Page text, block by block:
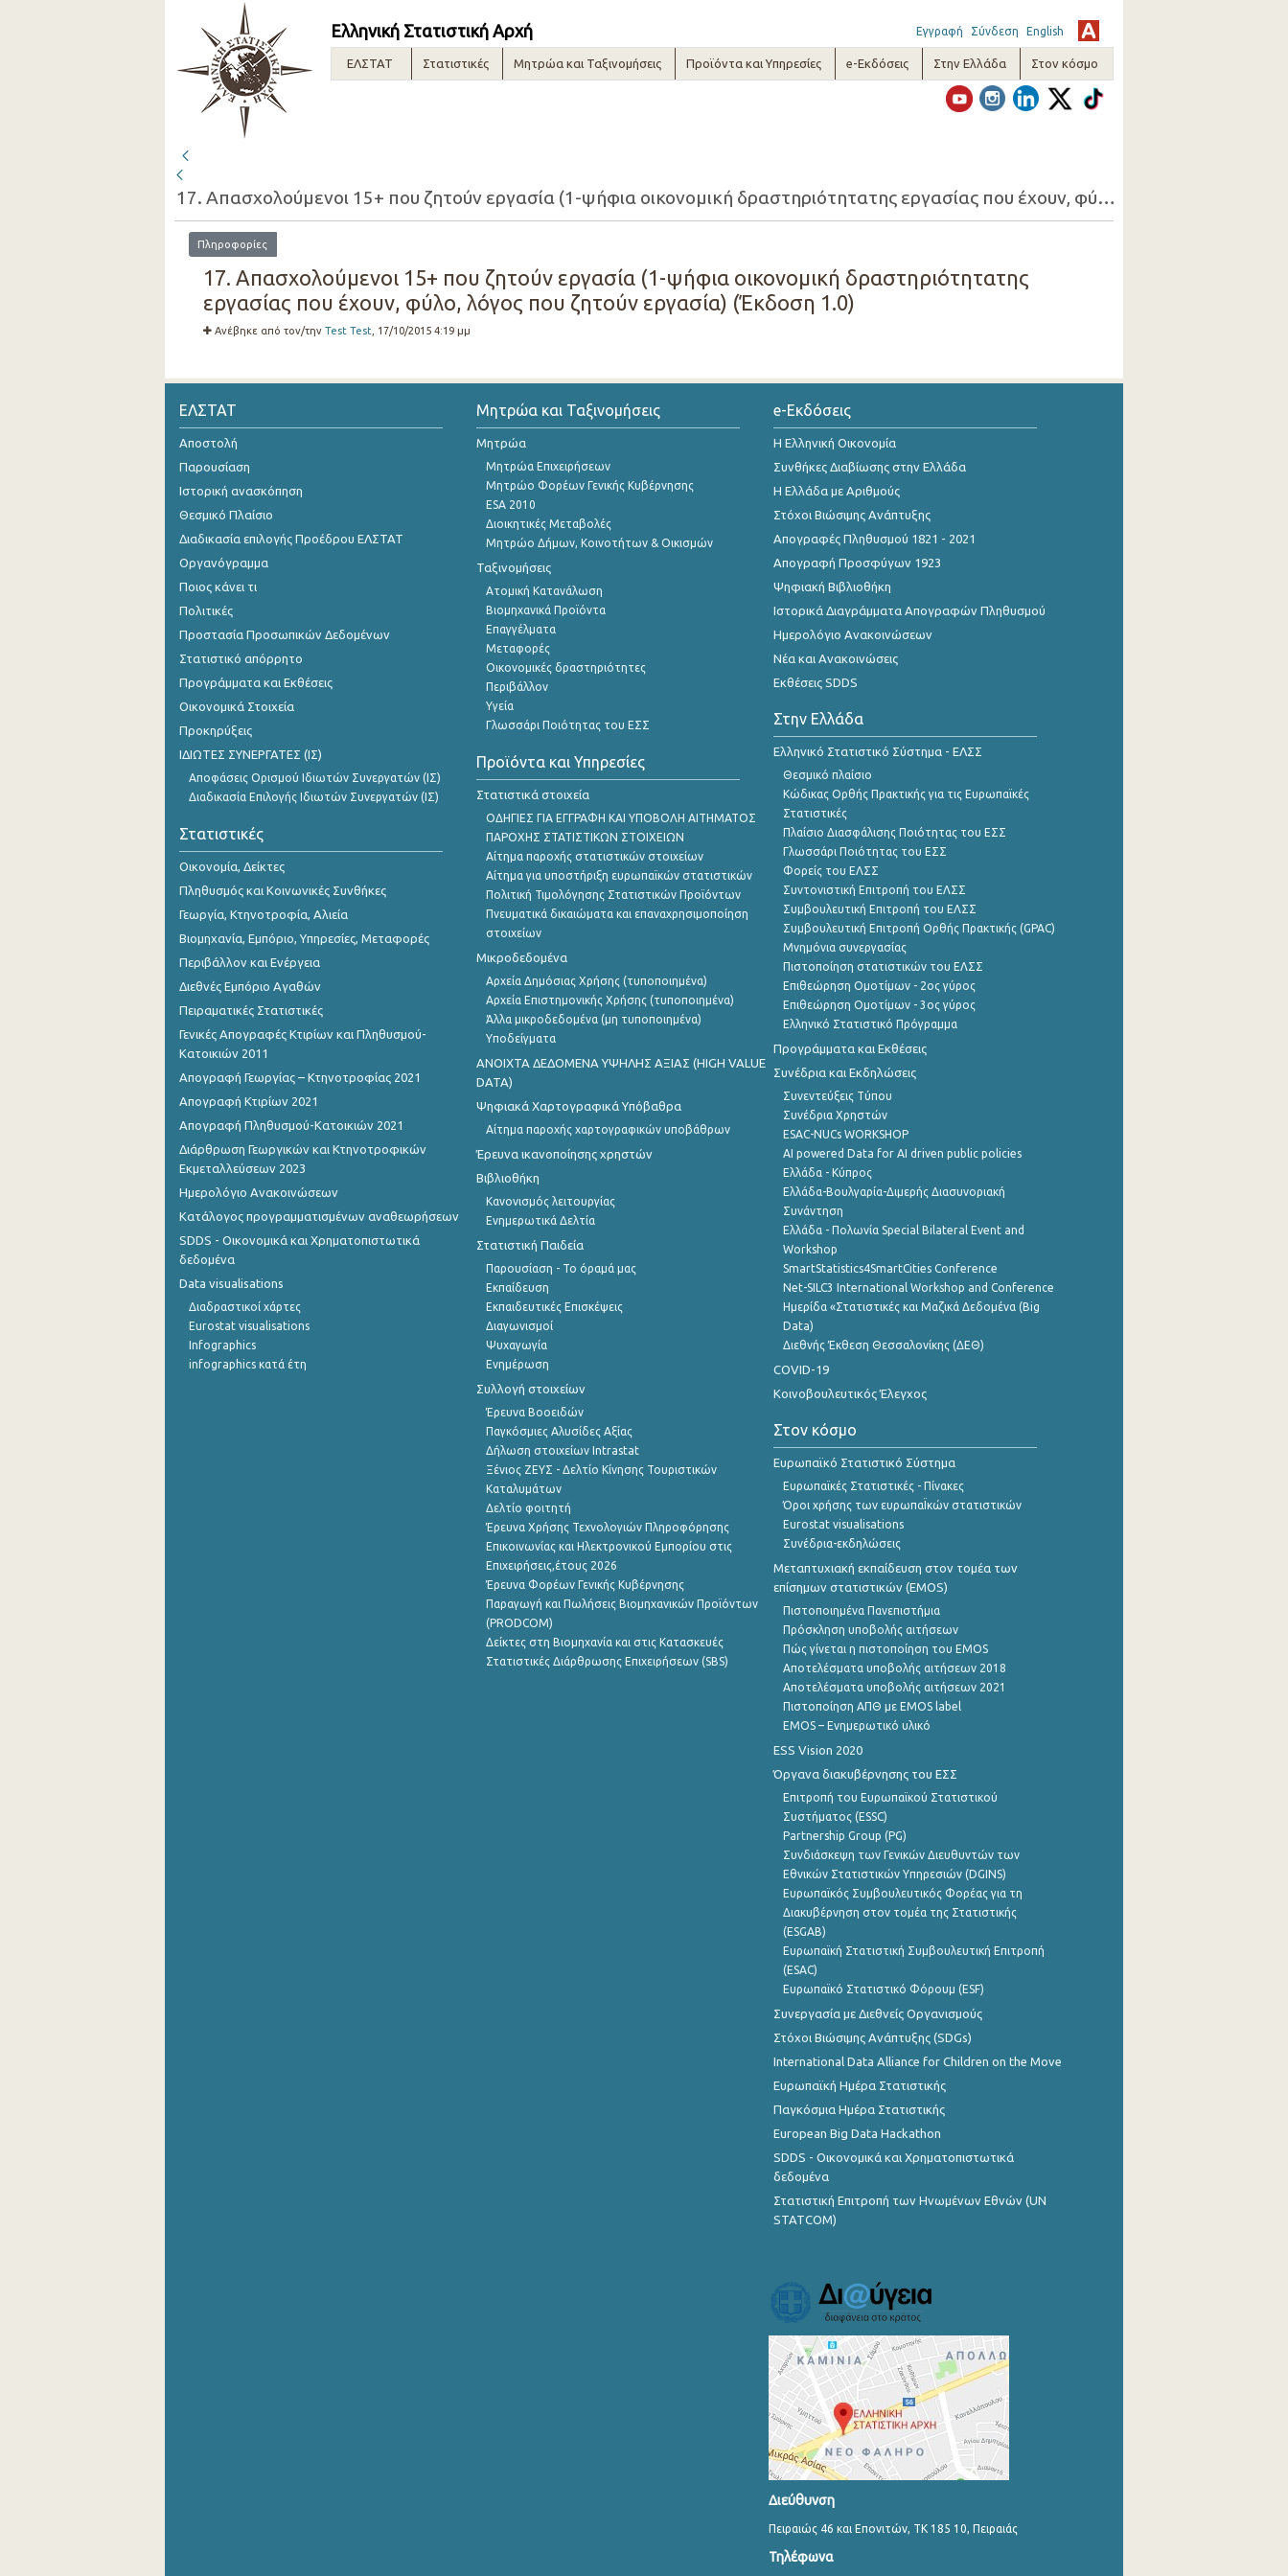
Ελληνική Στατιστική Αρχή Εγγραφή Σύνδεση English
ΕΛΣΤΑΤ Στατιστικές Μητρώα και Ταξινομήσεις Προϊόντα και Υπηρεσίες e-Εκδόσεις Στην Ελλάδα Στον κόσμο
17. Απασχολούμενοι 15+ που ζητούν εργασία (1-ψήφια οικονομική δραστηριότητατης εργασίας που έχουν, φύλο, λόγος που ζητούν εργασία)
Πληροφορίες
17. Απασχολούμενοι 15+ που ζητούν εργασία (1-ψήφια οικονομική δραστηριότητατης
εργασίας που έχουν, φύλο, λόγος που ζητούν εργασία) (Έκδοση 1.0)
Ανέβηκε από τον/την Test Test , 17/10/2015 4:19 μμ
ΕΛΣΤΑΤ
Αποστολή
Παρουσίαση
Ιστορική ανασκόπηση
Θεσμικό Πλαίσιο
Διαδικασία επιλογής Προέδρου ΕΛΣΤΑΤ
Οργανόγραμμα
Ποιος κάνει τι
Πολιτικές
Προστασία Προσωπικών Δεδομένων
Στατιστικό απόρρητο
Προγράμματα και Εκθέσεις
Οικονομικά Στοιχεία
Προκηρύξεις
ΙΔΙΩΤΕΣ ΣΥΝΕΡΓΑΤΕΣ (ΙΣ)
Αποφάσεις Ορισμού Ιδιωτών Συνεργατών (ΙΣ)
Διαδικασία Επιλογής Ιδιωτών Συνεργατών (ΙΣ)
Στατιστικές
Οικονομία, Δείκτες
Πληθυσμός και Κοινωνικές Συνθήκες
Γεωργία, Κτηνοτροφία, Αλιεία
Βιομηχανία, Εμπόριο, Υπηρεσίες, Μεταφορές
Περιβάλλον και Ενέργεια
Διεθνές Εμπόριο Αγαθών
Πειραματικές Στατιστικές
Γενικές Απογραφές Κτιρίων και Πληθυσμού-
Κατοικιών 2011
Απογραφή Γεωργίας – Κτηνοτροφίας 2021
Απογραφή Κτιρίων 2021
Απογραφή Πληθυσμού-Κατοικιών 2021
Διάρθρωση Γεωργικών και Κτηνοτροφικών
Εκμεταλλεύσεων 2023
Ημερολόγιο Ανακοινώσεων
Κατάλογος προγραμματισμένων αναθεωρήσεων
SDDS - Οικονομικά και Χρηματοπιστωτικά
δεδομένα
Data visualisations
Διαδραστικοί χάρτες
Eurostat visualisations
Infographics
infographics κατά έτη
Μητρώα και Ταξινομήσεις
Μητρώα
Μητρώα Επιχειρήσεων
Μητρώο Φορέων Γενικής Κυβέρνησης
ESA 2010
Διοικητικές Μεταβολές
Μητρώο Δήμων, Κοινοτήτων & Οικισμών
Ταξινομήσεις
Ατομική Κατανάλωση
Βιομηχανικά Προϊόντα
Επαγγέλματα
Μεταφορές
Οικονομικές δραστηριότητες
Περιβάλλον
Υγεία
Γλωσσάρι Ποιότητας του ΕΣΣ
Προϊόντα και Υπηρεσίες
Στατιστικά στοιχεία
ΟΔΗΓΙΕΣ ΓΙΑ ΕΓΓΡΑΦΗ ΚΑΙ ΥΠΟΒΟΛΗ ΑΙΤΗΜΑΤΟΣ
ΠΑΡΟΧΗΣ ΣΤΑΤΙΣΤΙΚΩΝ ΣΤΟΙΧΕΙΩΝ
Αίτημα παροχής στατιστικών στοιχείων
Αίτημα για υποστήριξη ευρωπαϊκών στατιστικών
Πολιτική Τιμολόγησης Στατιστικών Προϊόντων
Πνευματικά δικαιώματα και επαναχρησιμοποίηση
στοιχείων
Μικροδεδομένα
Αρχεία Δημόσιας Χρήσης (τυποποιημένα)
Αρχεία Επιστημονικής Χρήσης (τυποποιημένα)
Άλλα μικροδεδομένα (μη τυποποιημένα)
Υποδείγματα
ANOIXTA ΔΕΔΟΜΕΝΑ ΥΨΗΛΗΣ ΑΞΙΑΣ (HIGH VALUE
DATA)
Ψηφιακά Χαρτογραφικά Υπόβαθρα
Αίτημα παροχής χαρτογραφικών υποβάθρων
Έρευνα ικανοποίησης χρηστών
Βιβλιοθήκη
Κανονισμός λειτουργίας
Ενημερωτικά Δελτία
Στατιστική Παιδεία
Παρουσίαση - Το όραμά μας
Εκπαίδευση
Εκπαιδευτικές Επισκέψεις
Διαγωνισμοί
Ψυχαγωγία
Ενημέρωση
Συλλογή στοιχείων
Έρευνα Βοοειδών
Παγκόσμιες Αλυσίδες Αξίας
Δήλωση στοιχείων Intrastat
Ξένιος ΖΕΥΣ - Δελτίο Κίνησης Τουριστικών
Καταλυμάτων
Δελτίο φοιτητή
Έρευνα Χρήσης Τεχνολογιών Πληροφόρησης
Επικοινωνίας και Ηλεκτρονικού Εμπορίου στις
Επιχειρήσεις,έτους 2026
Έρευνα Φορέων Γενικής Κυβέρνησης
Παραγωγή και Πωλήσεις Βιομηχανικών Προϊόντων
(PRODCOM)
Δείκτες στη Βιομηχανία και στις Κατασκευές
Στατιστικές Διάρθρωσης Επιχειρήσεων (SBS)
e-Εκδόσεις
Η Ελληνική Οικονομία
Συνθήκες Διαβίωσης στην Ελλάδα
Η Ελλάδα με Αριθμούς
Στόχοι Βιώσιμης Ανάπτυξης
Απογραφές Πληθυσμού 1821 - 2021
Απογραφή Προσφύγων 1923
Ψηφιακή Βιβλιοθήκη
Ιστορικά Διαγράμματα Απογραφών Πληθυσμού
Ημερολόγιο Ανακοινώσεων
Νέα και Ανακοινώσεις
Εκθέσεις SDDS
Στην Ελλάδα
Ελληνικό Στατιστικό Σύστημα - ΕΛΣΣ
Θεσμικό πλαίσιο
Κώδικας Ορθής Πρακτικής για τις Ευρωπαϊκές
Στατιστικές
Πλαίσιο Διασφάλισης Ποιότητας του ΕΣΣ
Γλωσσάρι Ποιότητας του ΕΣΣ
Φορείς του ΕΛΣΣ
Συντονιστική Επιτροπή του ΕΛΣΣ
Συμβουλευτική Επιτροπή του ΕΛΣΣ
Συμβουλευτική Επιτροπή Ορθής Πρακτικής (GPAC)
Μνημόνια συνεργασίας
Πιστοποίηση στατιστικών του ΕΛΣΣ
Επιθεώρηση Ομοτίμων - 2ος γύρος
Επιθεώρηση Ομοτίμων - 3ος γύρος
Ελληνικό Στατιστικό Πρόγραμμα
Προγράμματα και Εκθέσεις
Συνέδρια και Εκδηλώσεις
Συνεντεύξεις Τύπου
Συνέδρια Χρηστών
ESAC-NUCs WORKSHOP
AI powered Data for AI driven public policies
Ελλάδα - Κύπρος
Ελλάδα-Βουλγαρία-Διμερής Διασυνοριακή
Συνάντηση
Ελλάδα - Πολωνία Special Bilateral Event and
Workshop
SmartStatistics4SmartCities Conference
Net-SILC3 International Workshop and Conference
Ημερίδα «Στατιστικές και Μαζικά Δεδομένα (Big
Data)
Διεθνής Έκθεση Θεσσαλονίκης (ΔΕΘ)
COVID-19
Κοινοβουλευτικός Έλεγχος
Στον κόσμο
Ευρωπαϊκό Στατιστικό Σύστημα
Ευρωπαϊκές Στατιστικές - Πίνακες
Όροι χρήσης των ευρωπαΪκών στατιστικών
Eurostat visualisations
Συνέδρια-εκδηλώσεις
Μεταπτυχιακή εκπαίδευση στον τομέα των
επίσημων στατιστικών (EMOS)
Πιστοποιημένα Πανεπιστήμια
Πρόσκληση υποβολής αιτήσεων
Πώς γίνεται η πιστοποίηση του EMOS
Αποτελέσματα υποβολής αιτήσεων 2018
Αποτελέσματα υποβολής αιτήσεων 2021
Πιστοποίηση ΑΠΘ με EMOS label
EMOS – Ενημερωτικό υλικό
ESS Vision 2020
Όργανα διακυβέρνησης του ΕΣΣ
Επιτροπή του Ευρωπαϊκού Στατιστικού
Συστήματος (ESSC)
Partnership Group (PG)
Συνδιάσκεψη των Γενικών Διευθυντών των
Εθνικών Στατιστικών Υπηρεσιών (DGINS)
Ευρωπαϊκός Συμβουλευτικός Φορέας για τη
Διακυβέρνηση στον τομέα της Στατιστικής
(ESGAB)
Ευρωπαϊκή Στατιστική Συμβουλευτική Επιτροπή
(ESAC)
Ευρωπαϊκό Στατιστικό Φόρουμ (ESF)
Συνεργασία με Διεθνείς Οργανισμούς
Στόχοι Βιώσιμης Ανάπτυξης (SDGs)
International Data Alliance for Children on the Move
Ευρωπαϊκή Ημέρα Στατιστικής
Παγκόσμια Ημέρα Στατιστικής
European Big Data Hackathon
SDDS - Οικονομικά και Χρηματοπιστωτικά
δεδομένα
Στατιστική Επιτροπή των Ηνωμένων Εθνών (UN
STATCOM)
Διεύθυνση
Πειραιώς 46 και Επονιτών, ΤΚ 185 10, Πειραιάς
Τηλέφωνα